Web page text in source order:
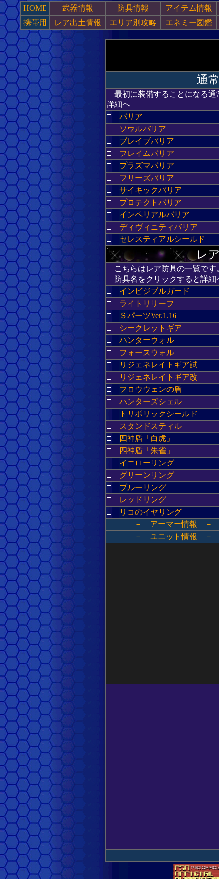
HOME 武器情報 防具情報
アイテム情報
携帯用
レア出土情報 エリア別攻略 エネミー図鑑
通
最初に装備することになる通
詳細へ
□ バリア
□
ソウルバリア
□ ブレイブバリア
□ フレイムバリア
□ プラズマバリア
□ フリーズバリア
□ サイキックバリア
□ プロテクトバリア
□ インペリアルバリア
□ ディヴィニティバリア
□ セレスティアルシールド
レ
こちらはレア防具の一覧です
防具名をクリックすると詳細
□ インビジブルガード
□ ライトリリーフ
□
ＳパーツVer.1.16
□
シークレットギア
□ ハンターウォル
□ フォースウォル
□
リジェネレイトギア試
□
リジェネレイトギア改
□ フロウウェンの盾
□ ハンターズシェル
□
トリポリックシールド
□
スタンドスティル
□
四神盾「白虎」
□
四神盾「朱雀」
□ イエローリング
□ グリーンリング
□ ブルーリング
□
レッドリング
□
リコのイヤリング
－ アーマー情報 －
－ ユニット情報 －